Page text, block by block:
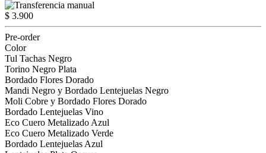
$ 3.900
Pre-order
Color
Tul Tachas Negro
Torino Negro Plata
Bordado Flores Dorado
Mandi Negro y Bordado Lentejuelas Negro
Moli Cobre y Bordado Flores Dorado
Bordado Lentejuelas Vino
Eco Cuero Metalizado Azul
Eco Cuero Metalizado Verde
Bordado Lentejuelas Azul